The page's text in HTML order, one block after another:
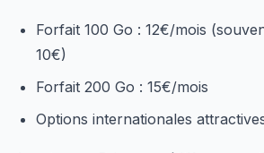
Forfait 100 Go : 12€/mois
10€)
Forfait 200 Go : 15€/mois
Options internationales